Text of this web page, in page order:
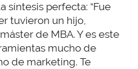
síntesis perfecta: “Fue
tuvieron un hijo,
de MBA. Y es este
mucho de
de marketing. Te